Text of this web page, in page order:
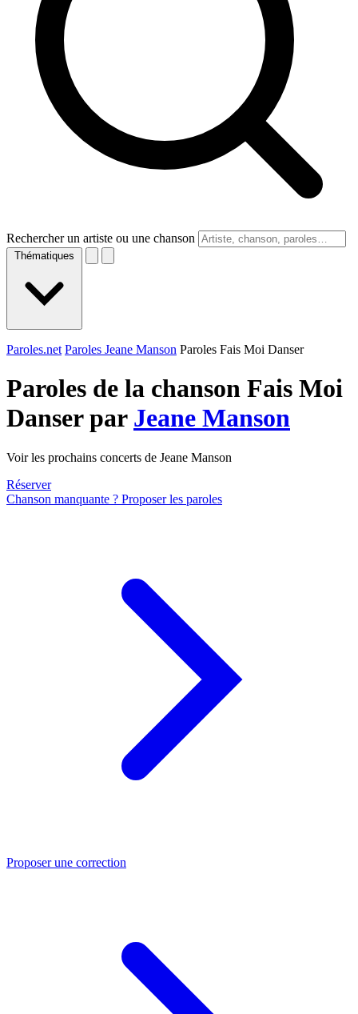
Rechercher un artiste ou une chanson
Thématiques
Paroles.net Paroles Jeane Manson Paroles Fais Moi Danser
Paroles de la chanson Fais Moi
Danser par Jeane Manson
Voir les prochains concerts de Jeane Manson
Réserver
Chanson manquante ? Proposer les paroles
Proposer une correction